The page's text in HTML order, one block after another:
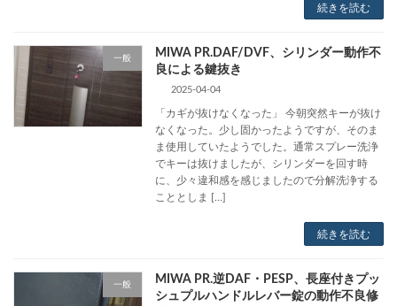
続きを読む
一般
MIWA PR.DAF/DVF、シリンダー動作不
良による鍵抜き
2025-04-04
「カギが抜けなくなった」 今朝突然キーが抜け
なくなった。少し固かったようですが、そのま
ま使用していたようでした。通常スプレー洗浄
でキーは抜けましたが、シリンダーを回す時
に、少々違和感を感じましたので分解洗浄する
こととしま […]
続きを読む
一般
MIWA PR.逆DAF・PESP、長座付きプッ
シュプルハンドルレバー錠の動作不良修